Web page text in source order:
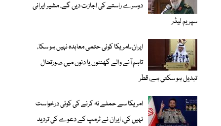
دوسرے راستے کی اجازت دیں گے، مشیر ایرانی
سپریم لیڈر
ایران۔امریکا کوئی حتمی معاہدہ نہیں ہو سکا،
تاہم آنے والے گھنٹوں یا دنوں میں صورتحال
تبدیل ہو سکتی ہے، قطر
امریکا سے حملے نہ کرنے کی کوئی درخواست
نہیں کی، ایران نے ٹرمپ کے دعوے کی تردید